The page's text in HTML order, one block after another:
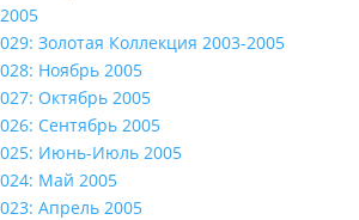
2005
029: Золотая Коллекция 2003-2005
028: Ноябрь 2005
027: Октябрь 2005
026: Сентябрь 2005
025: Июнь-Июль 2005
024: Май 2005
023: Апрель 2005